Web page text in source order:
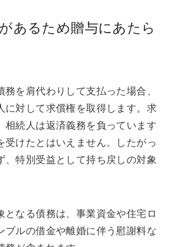
あるため贈与にあたら
を肩代わりして支払った場合、
に対して求償権を取得します。求
相続人は返済義務を負っています
受けたとはいえません。したがっ
、特別受益として持ち戻しの対象
となる債務は、事業資金や住宅ロ
ブルの借金や離婚に伴う慰謝料な